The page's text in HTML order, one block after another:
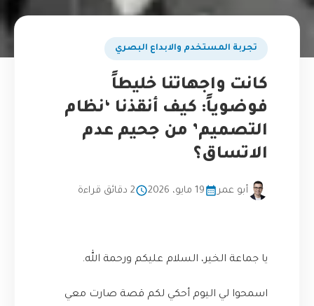
تجربة المستخدم والابداع البصري
كانت واجهاتنا خليطاً
فوضوياً: كيف أنقذنا ‘نظام
التصميم’ من جحيم عدم
الاتساق؟
أبو عمر 19 مايو، 2026 2 دقائق قراءة
يا جماعة الخير، السلام عليكم ورحمة الله.
اسمحوا لي اليوم أحكي لكم قصة صارت معي